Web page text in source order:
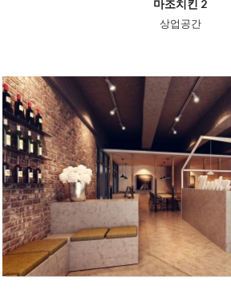
마조치킨 2
상업공간